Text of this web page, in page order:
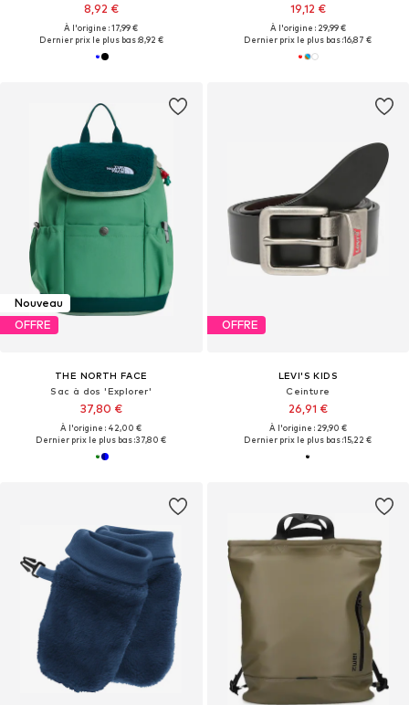
8,92 €
À l'origine : 17,99 €
Dernier prix le plus bas :8,92 €
19,12 €
À l'origine : 29,99 €
Dernier prix le plus bas :16,87 €
Nouveau
OFFRE
THE NORTH FACE
Sac à dos 'Explorer'
37,80 €
À l'origine : 42,00 €
Dernier prix le plus bas :37,80 €
OFFRE
LEVI'S KIDS
Ceinture
26,91 €
À l'origine : 29,90 €
Dernier prix le plus bas :15,22 €